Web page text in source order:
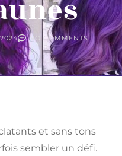
NO COMMENTS
et sans tons
sembler un défi.